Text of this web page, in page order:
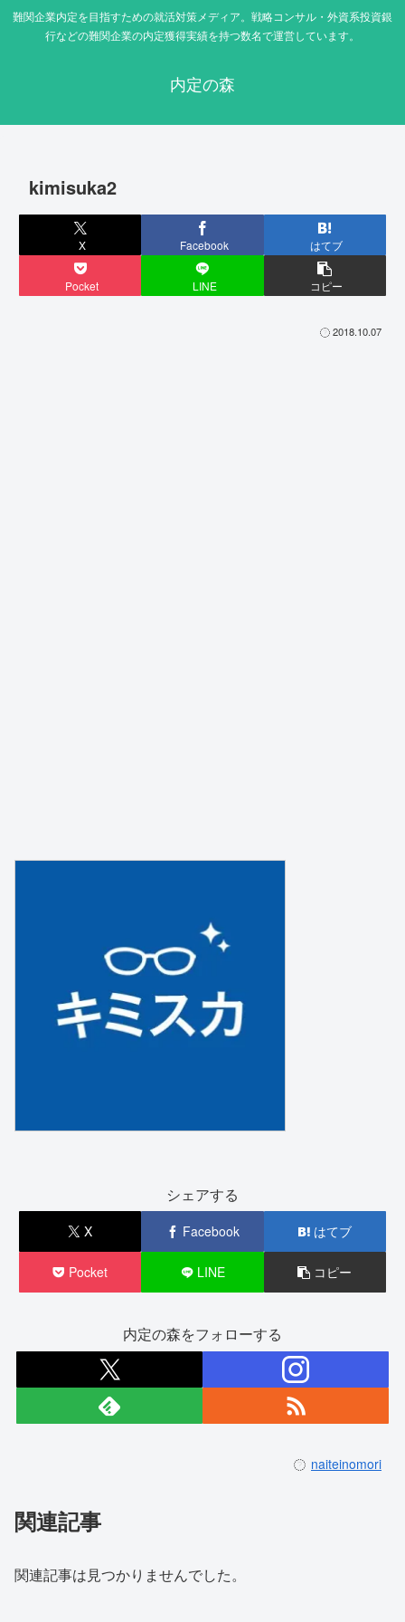
難関企業内定を目指すための就活対策メディア。戦略コンサル・外資系投資銀
行などの難関企業の内定獲得実績を持つ数名で運営しています。
内定の森
kimisuka2
X Facebook はてブ
Pocket LINE コピー
2018.10.07
シェアする
X Facebook はてブ
Pocket LINE コピー
内定の森をフォローする
naiteinomori
関連記事
関連記事は見つかりませんでした。